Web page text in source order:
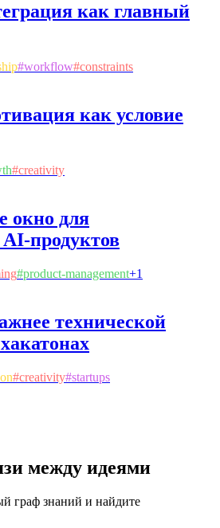
как главный
#workflow#constraints
как условие
#creativity
окно для
продуктов
#product-management+1
технической
#creativity#startups
между идеями
граф знаний и найдите